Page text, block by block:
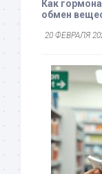
Как
обмен
20 ФЕВРАЛЯ